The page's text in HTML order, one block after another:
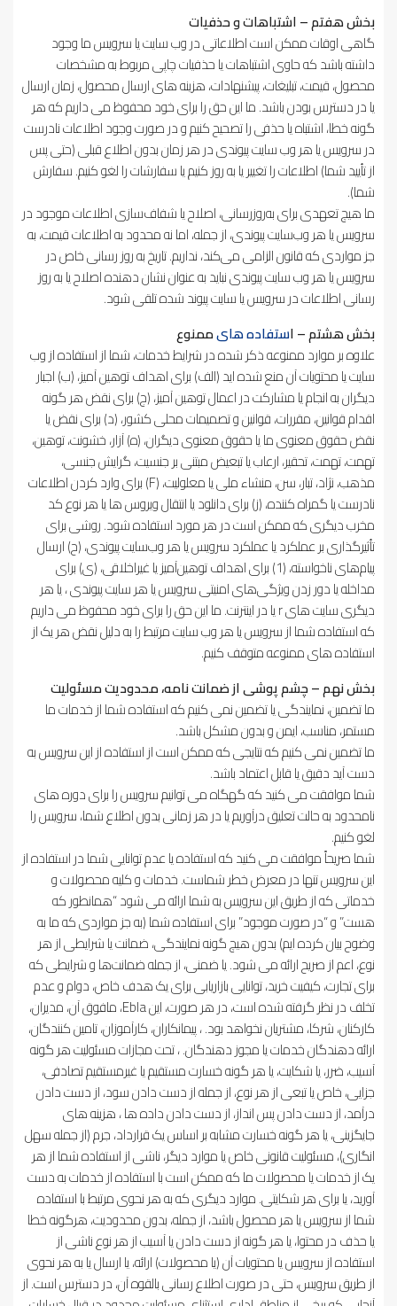
بخش هفتم – اشتباهات و حذفیات
گاهی اوقات ممکن است اطلاعاتی در وب سایت یا سرویس ما وجود
داشته باشد که حاوی اشتباهات یا حذفیات چاپی مربوط به مشخصات
محصول، قیمت، تبلیغات، پیشنهادات، هزینه های ارسال محصول، زمان ارسال
یا در دسترس بودن باشد. ما این حق را برای خود محفوظ می داریم که هر
گونه خطا، اشتباه یا حذفی را تصحیح کنیم و در صورت وجود اطلاعات نادرست
در سرویس یا هر وب سایت پیوندی در هر زمان بدون اطلاع قبلی (حتی پس
از تأیید شما) اطلاعات را تغییر یا به روز کنیم یا سفارشات را لغو کنیم. سفارش
شما).
ما هیچ تعهدی برای به‌روزرسانی، اصلاح یا شفاف‌سازی اطلاعات موجود در
سرویس یا هر وب‌سایت پیوندی، از جمله، اما نه محدود به اطلاعات قیمت، به
جز مواردی که قانون الزامی می‌کند، نداریم. تاریخ به روز رسانی خاص در
سرویس یا هر وب سایت پیوندی نباید به عنوان نشان دهنده اصلاح یا به روز
رسانی اطلاعات در سرویس یا سایت پیوند شده تلقی شود.
بخش هشتم – استفاده هایممنوع
علاوه بر موارد ممنوعه ذکر شده در شرایط خدمات، شما از استفاده از وب
سایت یا محتویات آن منع شده اید (الف) برای اهداف توهین آمیز، (ب) اجبار
دیگران به انجام یا مشارکت در اعمال توهین آمیز، (ج) برای نقض هر گونه
اقدام قوانین، مقررات، قوانین و تصمیمات محلی کشور، (د) برای نقض یا
نقض حقوق معنوی ما یا حقوق معنوی دیگران، (ه) آزار، خشونت، توهین،
تهمت، تهمت، تحقیر، ارعاب یا تبعیض مبتنی بر جنسیت، گرایش جنسی،
مذهب، نژاد، تبار، سن، منشاء ملی یا معلولیت، (F) برای وارد کردن اطلاعات
نادرست یا گمراه کننده، (ز) برای دانلود یا انتقال ویروس ها یا هر نوع کد
مخرب دیگری که ممکن است در هر مورد استفاده شود. روشی برای
تأثیرگذاری بر عملکرد یا عملکرد سرویس یا هر وب‌سایت پیوندی، (ح) ارسال
پیام‌های ناخواسته، (1) برای اهداف توهین‌آمیز یا غیراخلاقی، (ی) برای
مداخله یا دور زدن ویژگی‌های امنیتی سرویس یا هر سایت پیوندی ، یا هر
دیگری سایت های r یا در اینترنت. ما این حق را برای خود محفوظ می داریم
که استفاده شما از سرویس یا هر وب سایت مرتبط را به دلیل نقض هر یک از
استفاده های ممنوعه متوقف کنیم.
بخش نهم – چشم پوشی از ضمانت نامه، محدودیت مسئولیت
ما تضمین، نمایندگی یا تضمین نمی کنیم که استفاده شما از خدمات ما
مستمر، مناسب، ایمن و بدون مشکل باشد.
ما تضمین نمی کنیم که نتایجی که ممکن است از استفاده از این سرویس به
دست آید دقیق یا قابل اعتماد باشد.
شما موافقت می کنید که گهگاه می توانیم سرویس را برای دوره های
نامحدود به حالت تعلیق درآوریم یا در هر زمانی بدون اطلاع شما، سرویس را
لغو کنیم.
شما صریحاً موافقت می کنید که استفاده یا عدم توانایی شما در استفاده از
این سرویس تنها در معرض خطر شماست. خدمات و کلیه محصولات و
خدماتی که از طریق این سرویس به شما ارائه می شود “همانطور که
هست” و “در صورت موجود” برای استفاده شما (به جز مواردی که ما به
وضوح بیان کرده ایم) بدون هیچ گونه نمایندگی، ضمانت یا شرایطی از هر
نوع، اعم از صریح ارائه می شود. یا ضمنی، از جمله ضمانت‌ها و شرایطی که
برای تجارت، کیفیت خرید، توانایی بازاریابی برای یک هدف خاص، دوام و عدم
تخلف در نظر گرفته شده است، در هر صورت، این Ebla، مافوق آن، مدیران،
کارکنان، شرکا، مشتریان نخواهد بود. ، پیمانکاران، کارآموزان، تامین کنندگان،
ارائه دهندگان خدمات یا مجوز دهندگان. ، تحت مجازات مسئولیت هر گونه
آسیب، ضرر، یا شکایت، یا هر گونه خسارت مستقیم یا غیرمستقیم تصادفی،
جزایی، خاص یا تبعی از هر نوع، از جمله از دست دادن سود، از دست دادن
درآمد، از دست دادن پس انداز، از دست دادن داده ها ، هزینه های
جایگزینی، یا هر گونه خسارت مشابه بر اساس یک قرارداد، جرم (از جمله سهل
انگاری)، مسئولیت قانونی خاص یا موارد دیگر، ناشی از استفاده شما از هر
یک از خدمات یا محصولات ما که ممکن است با استفاده از خدمات به دست
آورید، یا برای هر شکایتی. موارد دیگری که به هر نحوی مرتبط با استفاده
شما از سرویس یا هر محصول باشد، از جمله، بدون محدودیت، هرگونه خطا
یا حذف در محتوا، یا هر گونه از دست دادن یا آسیب از هر نوع ناشی از
استفاده از سرویس یا محتویات آن (یا محصولات) ارائه، یا ارسال یا به هر نحوی
از طریق سرویس، حتی در صورت اطلاع رسانی بالقوه آن، در دسترس است. از